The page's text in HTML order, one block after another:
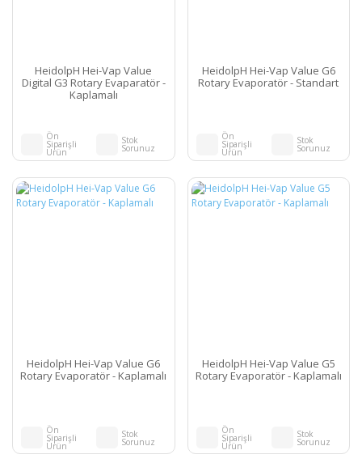
HeidolpH Hei-Vap Value
Digital G3 Rotary Evaparatör -
Kaplamalı
Ön
Siparişli
Ürün
Stok
Sorunuz
HeidolpH Hei-Vap Value G6
Rotary Evaporatör - Standart
Ön
Siparişli
Ürün
Stok
Sorunuz
HeidolpH Hei-Vap Value G6
Rotary Evaporatör - Kaplamalı
Ön
Siparişli
Ürün
Stok
Sorunuz
HeidolpH Hei-Vap Value G5
Rotary Evaporatör - Kaplamalı
Ön
Siparişli
Ürün
Stok
Sorunuz